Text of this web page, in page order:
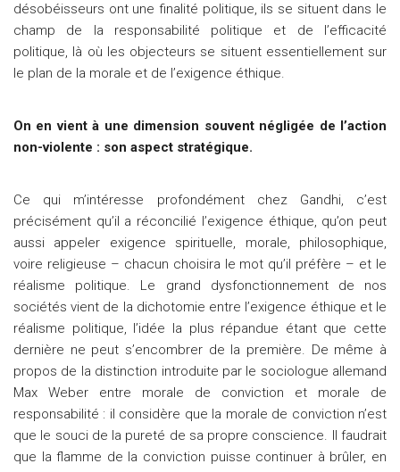
désobéisseurs ont une finalité politique, ils se situent dans le
champ de la responsabilité politique et de l’efficacité
politique, là où les objecteurs se situent essentiellement sur
le plan de la morale et de l’exigence éthique.
On en vient à une dimension souvent négligée de l’action
non-violente : son aspect stratégique.
Ce qui m’intéresse profondément chez Gandhi, c’est
précisément qu’il a réconcilié l’exigence éthique, qu’on peut
aussi appeler exigence spirituelle, morale, philosophique,
voire religieuse – chacun choisira le mot qu’il préfère – et le
réalisme politique. Le grand dysfonctionnement de nos
sociétés vient de la dichotomie entre l’exigence éthique et le
réalisme politique, l’idée la plus répandue étant que cette
dernière ne peut s’encombrer de la première. De même à
propos de la distinction introduite par le sociologue allemand
Max Weber entre morale de conviction et morale de
responsabilité : il considère que la morale de conviction n’est
que le souci de la pureté de sa propre conscience. Il faudrait
que la flamme de la conviction puisse continuer à brûler, en